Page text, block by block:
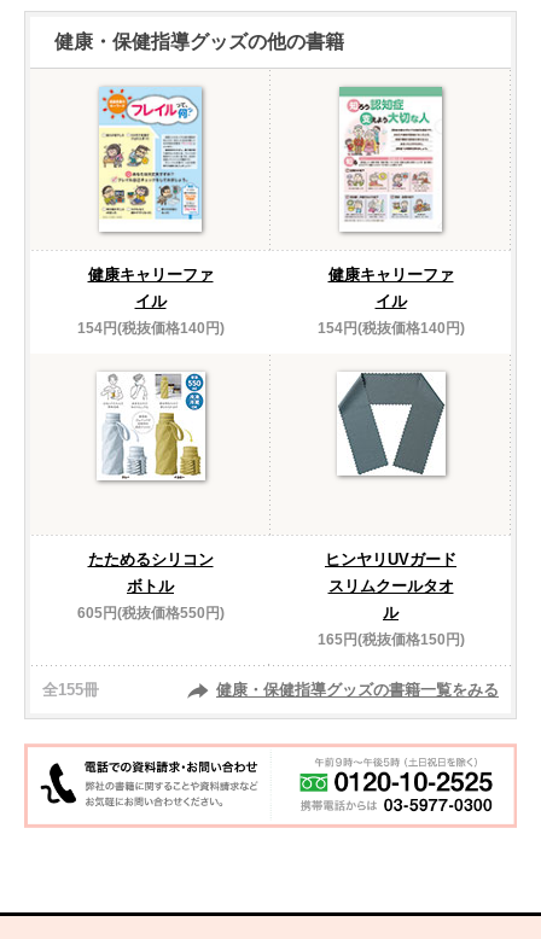
健康・保健指導グッズの他の書籍
健康キャリーファ
イル
154円(税抜価格140円)
健康キャリーファ
イル
154円(税抜価格140円)
たためるシリコン
ボトル
605円(税抜価格550円)
ヒンヤリUVガード
スリムクールタオ
ル
165円(税抜価格150円)
全155冊 健康・保健指導グッズの書籍一覧をみる